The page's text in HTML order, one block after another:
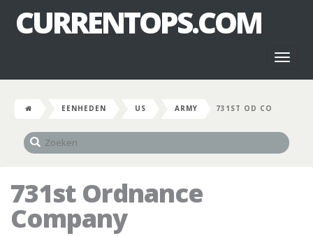
CURRENTOPS.COM
EENHEDEN US ARMY 731ST OD CO
731st Ordnance
Company